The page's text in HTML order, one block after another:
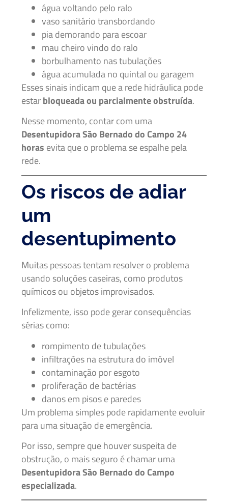
água voltando pelo ralo
vaso sanitário transbordando
pia demorando para escoar
mau cheiro vindo do ralo
borbulhamento nas tubulações
água acumulada no quintal ou garagem
Esses sinais indicam que a rede hidráulica pode
estarbloqueada ou parcialmente obstruída.
Nesse momento, contar com uma
Desentupidora São Bernado do Campo 24
horas evita que o problema se espalhe pela
rede.
Os riscos de adiar
um
desentupimento
Muitas pessoas tentam resolver o problema
usando soluções caseiras, como produtos
químicos ou objetos improvisados.
Infelizmente, isso pode gerar consequências
sérias como:
rompimento de tubulações
infiltrações na estrutura do imóvel
contaminação por esgoto
proliferação de bactérias
danos em pisos e paredes
Um problema simples pode rapidamente evoluir
para uma situação de emergência.
Por isso, sempre que houver suspeita de
obstrução, o mais seguro é chamar uma
Desentupidora São Bernado do Campo
especializada.